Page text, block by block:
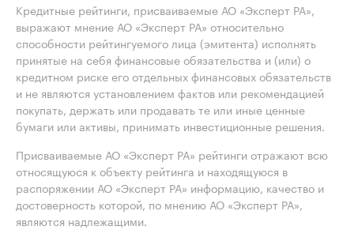
Кредитные рейтинги, присваиваемые АО «Эксперт РА»,
выражают мнение АО «Эксперт РА» относительно
способности рейтингуемого лица (эмитента) исполнять
принятые на себя финансовые обязательства и (или) о
кредитном риске его отдельных финансовых обязательств
и не являются установлением фактов или рекомендацией
покупать, держать или продавать те или иные ценные
бумаги или активы, принимать инвестиционные решения.
Присваиваемые АО «Эксперт РА» рейтинги отражают всю
относящуюся к объекту рейтинга и находящуюся в
распоряжении АО «Эксперт РА» информацию, качество и
достоверность которой, по мнению АО «Эксперт РА»,
являются надлежащими.